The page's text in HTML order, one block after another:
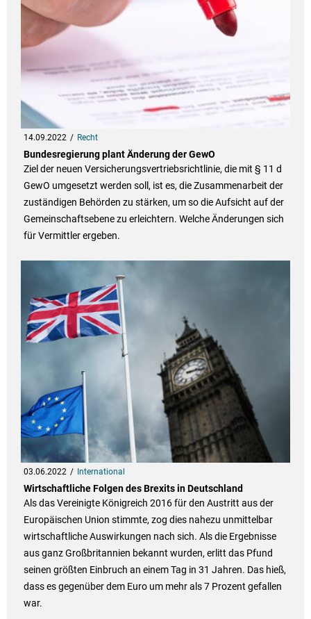
14.09.2022 Recht
Bundesregierung plant Änderung der GewO
Ziel der neuen Versicherungsvertriebsrichtlinie, die mit § 11 d
GewO umgesetzt werden soll, ist es, die Zusammenarbeit der
zuständigen Behörden zu stärken, um so die Aufsicht auf der
Gemeinschaftsebene zu erleichtern. Welche Änderungen sich
für Vermittler ergeben.
03.06.2022 International
Wirtschaftliche Folgen des Brexits in Deutschland
Als das Vereinigte Königreich 2016 für den Austritt aus der
Europäischen Union stimmte, zog dies nahezu unmittelbar
wirtschaftliche Auswirkungen nach sich. Als die Ergebnisse
aus ganz Großbritannien bekannt wurden, erlitt das Pfund
seinen größten Einbruch an einem Tag in 31 Jahren. Das hieß,
dass es gegenüber dem Euro um mehr als 7 Prozent gefallen
war.